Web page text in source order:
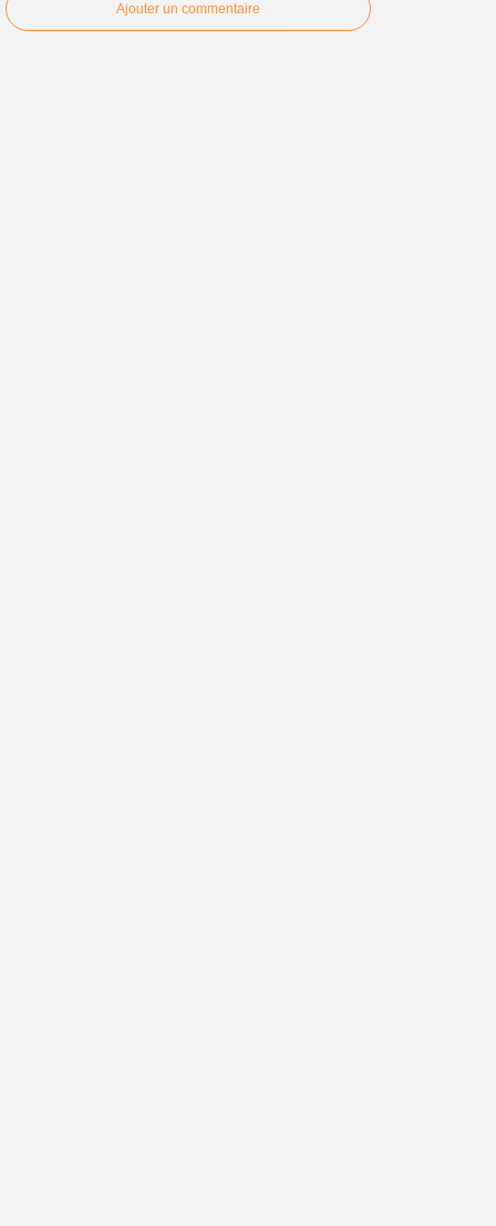
Ajouter un commentaire